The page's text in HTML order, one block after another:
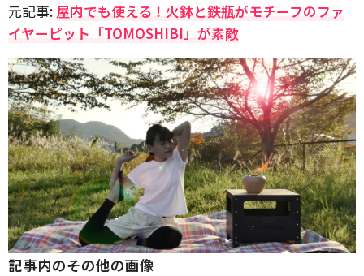
元記事: 屋内でも使える！火鉢と鉄瓶がモチーフのファ
イヤーピット「TOMOSHIBI」が素敵
記事内のその他の画像